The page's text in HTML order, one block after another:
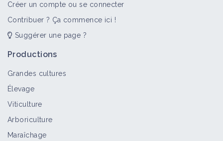
Créer un compte ou se connecter
Contribuer ? Ça commence ici !
Suggérer une page ?
Productions
Grandes cultures
Élevage
Viticulture
Arboriculture
Maraîchage